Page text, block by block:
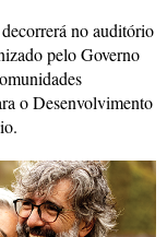
no auditório
pelo Governo
o Desenvolvimento